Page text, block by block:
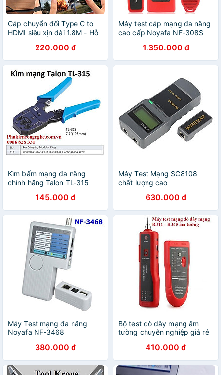
Cáp chuyển đổi Type C to
HDMI siêu xịn dài 1.8M - Hỗ
220.000 đ
Máy test cáp mạng đa năng
cao cấp Noyafa NF-308S
1.350.000 đ
Kìm bấm mạng đa năng
chính hãng Talon TL-315
145.000 đ
Máy Test Mạng SC8108
chất lượng cao
630.000 đ
Máy Test mạng đa năng
Noyafa NF-3468
380.000 đ
Bộ test dò dây mạng âm
tường chuyên nghiệp giá rẻ
410.000 đ